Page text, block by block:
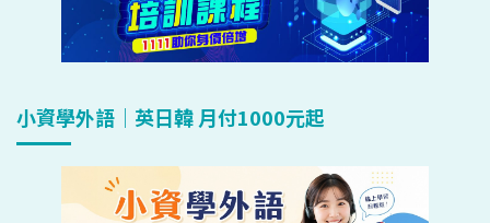
小資學外語｜英日韓 月付1000元起